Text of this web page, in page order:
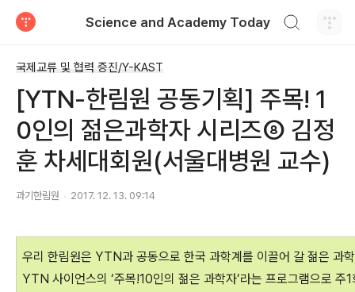
Science and Academy Today
국제교류 및 협력 증진/Y-KAST
[YTN-한림원 공동기획] 주목! 1
0인의 젊은과학자 시리즈⑧ 김정
훈 차세대회원(서울대병원 교수)
과기한림원 2017. 12. 13. 09:14
우리 한림원은 YTN과 공동으로 한국 과학계를 이끌어 갈 젊은 과
YTN 사이언스의 ‘주목!10인의 젊은 과학자’라는 프로그램으로 주